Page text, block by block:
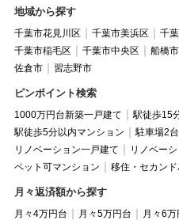
地域から探す
千葉市花見川区 千葉市美浜区 千
千葉市稲毛区
千葉市中央区 船橋市
佐倉市
習志野市
ピンポイント検索
1000万円台新築一戸建て
駅徒歩15
駅徒歩5分以内マンション
駐車場2
リノベーション一戸建て
リノベー
ペット可マンション
移住・セカン
月々返済額から探す
月々4万円台 月々5万円台 月々6万